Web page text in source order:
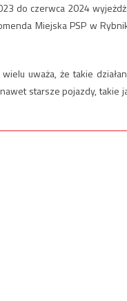
do czerwca 2024
Miejska PSP w
uważa, że takie
starsze pojazdy, takie